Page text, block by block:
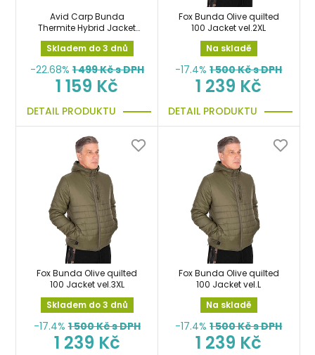
Avid Carp Bunda
Thermite Hybrid Jacket
vel.XXXL
Skladem do 3 dnů
-22.68% 1 499Kč s DPH
1 159 Kč
DETAIL PRODUKTU
Fox Bunda Olive quilted
100 Jacket vel.2XL
Na skladě
-17.4% 1 500Kč s DPH
1 239 Kč
DETAIL PRODUKTU
Fox Bunda Olive quilted
100 Jacket vel.3XL
Skladem do 3 dnů
-17.4% 1 500Kč s DPH
1 239 Kč
Fox Bunda Olive quilted
100 Jacket vel.L
Na skladě
-17.4% 1 500Kč s DPH
1 239 Kč